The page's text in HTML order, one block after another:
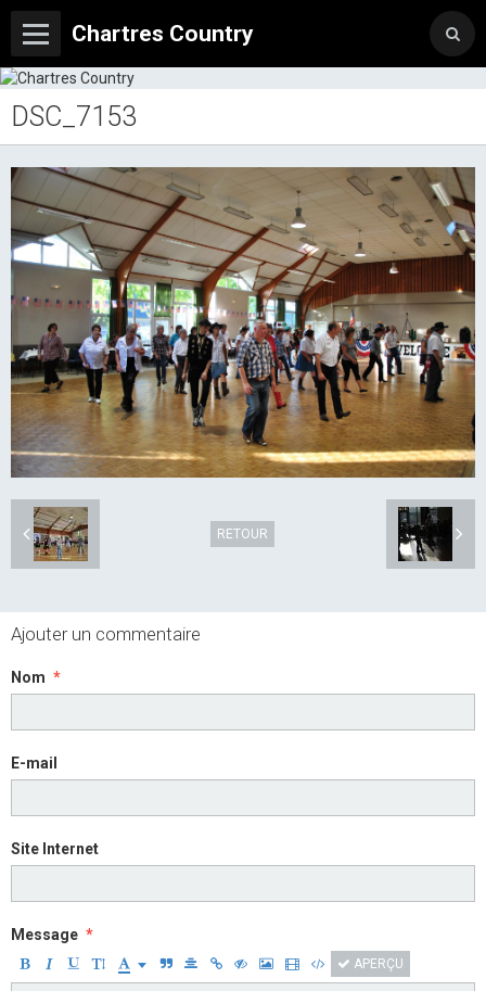
Chartres Country
DSC_7153
RETOUR
Ajouter un commentaire
Nom
E-mail
Site Internet
Message
APERÇU